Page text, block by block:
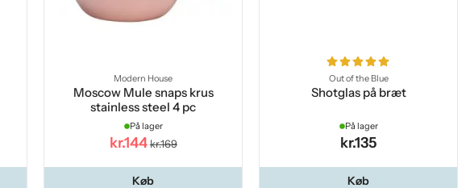
Modern House
Moscow Mule snaps krus
stainless steel 4 pc
På lager
kr.144 kr.169
Køb
Out of the Blue
Shotglas på bræt
På lager
kr.135
Køb